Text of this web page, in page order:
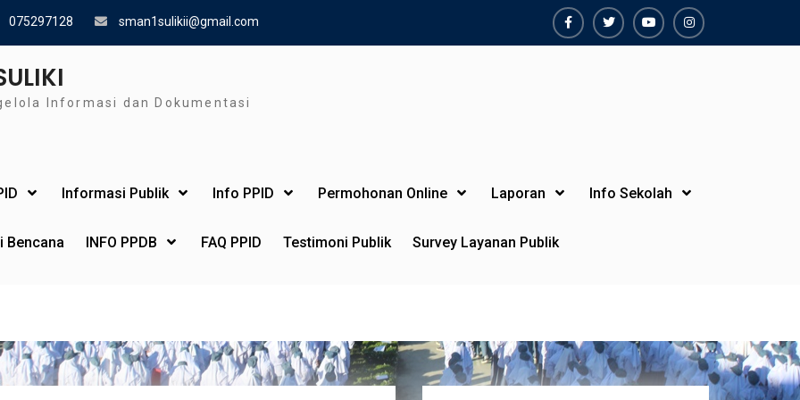
075297128 sman1sulikii@gmail.com
FacebookTwiterYoutubeInstagram
Informasi dan Dokumentasi
Informasi Publik Info PPID Permohonan Online Laporan Info Sekolah
Bencana INFO PPDB FAQ PPID Testimoni Publik Survey Layanan Publik